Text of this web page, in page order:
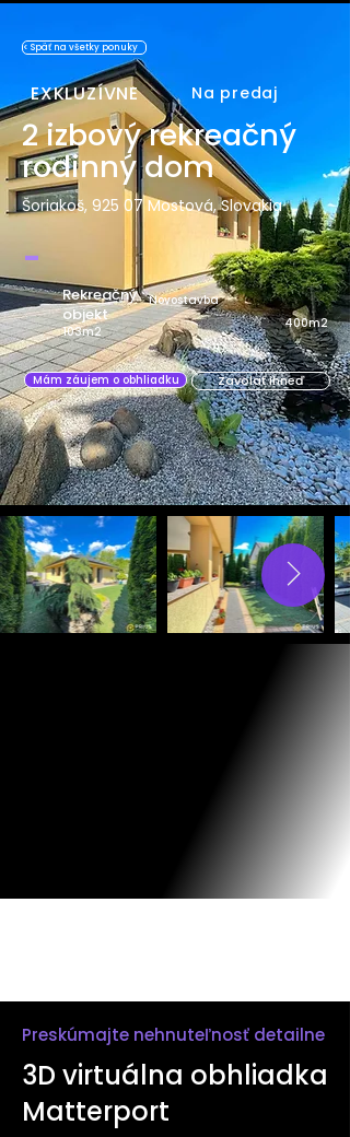
Na predaj
2 izbový rekreačný
rodinný dom
Šoriakoš, 925 07 Mostová, Slovakia
< Späť na všetky ponuky
EXKLUZÍVNE
-
Zavolať ihneď
Rekreačný
objekt
103m2
Mám záujem o obhliadku
Novostavba
400m2
Preskúmajte nehnuteľnosť detailne
3D virtuálna obhliadka
Matterport